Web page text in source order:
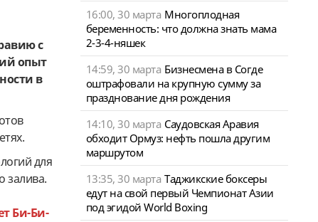
с
опыт
в
для
залива.
Би-Би-
16:00, 30 марта Многоплодная
беременность: что должна знать мама
2-3-4-няшек
14:59, 30 марта Бизнесмена в Согде
оштрафовали на крупную сумму за
празднование дня рождения
14:10, 30 марта Саудовская Аравия
обходит Ормуз: нефть пошла другим
маршрутом
13:35, 30 марта Таджикские боксеры
едут на свой первый Чемпионат Азии
под эгидой World Boxing